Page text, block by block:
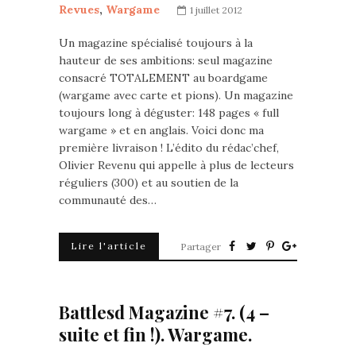
Revues, Wargame 1 juillet 2012
Un magazine spécialisé toujours à la
hauteur de ses ambitions: seul magazine
consacré TOTALEMENT au boardgame
(wargame avec carte et pions). Un magazine
toujours long à déguster: 148 pages « full
wargame » et en anglais. Voici donc ma
première livraison ! L’édito du rédac’chef,
Olivier Revenu qui appelle à plus de lecteurs
réguliers (300) et au soutien de la
communauté des…
Lire l'article Partager
Battlesd Magazine #7. (4 –
suite et fin !). Wargame.